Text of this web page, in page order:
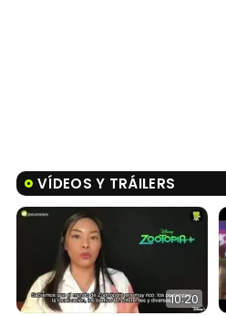
VÍDEOS Y TRÁILERS
10:20